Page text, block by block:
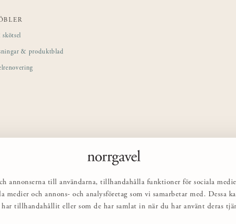
annonserna till användarna, tillhandahålla funktioner för sociala
och annons- och analysföretag som vi samarbetar med.
har tillhandahållit eller som de har samlat in när du har använt deras
& produktblad